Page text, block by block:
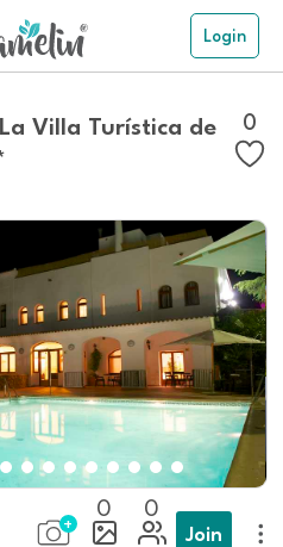
Login
Villa Turística de
0
0 0
Join